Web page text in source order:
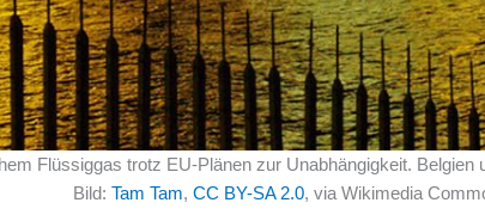
Flüssiggas trotz EU-Plänen zur Unabhängigkeit. Belgien
Bild: Tam Tam, CC BY-SA 2.0, via Wikimedia